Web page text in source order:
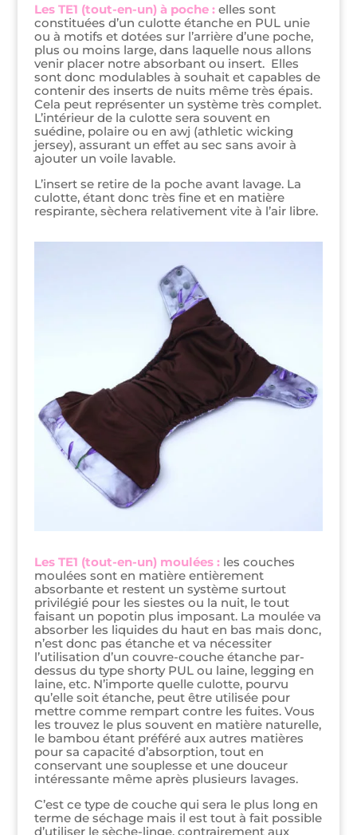
Les TE1 (tout-en-un) à poche : elles sont
constituées d’un culotte étanche en PUL unie
ou à motifs et dotées sur l’arrière d’une poche,
plus ou moins large, dans laquelle nous allons
venir placer notre absorbant ou insert. Elles
sont donc modulables à souhait et capables de
contenir des inserts de nuits même très épais.
Cela peut représenter un système très complet.
L’intérieur de la culotte sera souvent en
suédine, polaire ou en awj (athletic wicking
jersey), assurant un effet au sec sans avoir à
ajouter un voile lavable.
L’insert se retire de la poche avant lavage. La
culotte, étant donc très fine et en matière
respirante, sèchera relativement vite à l’air libre.
Les TE1 (tout-en-un) moulées : les couches
moulées sont en matière entièrement
absorbante et restent un système surtout
privilégié pour les siestes ou la nuit, le tout
faisant un popotin plus imposant. La moulée va
absorber les liquides du haut en bas mais donc,
n’est donc pas étanche et va nécessiter
l’utilisation d’un couvre-couche étanche par-
dessus du type shorty PUL ou laine, legging en
laine, etc. N’importe quelle culotte, pourvu
qu’elle soit étanche, peut être utilisée pour
mettre comme rempart contre les fuites. Vous
les trouvez le plus souvent en matière naturelle,
le bambou étant préféré aux autres matières
pour sa capacité d’absorption, tout en
conservant une souplesse et une douceur
intéressante même après plusieurs lavages.
C’est ce type de couche qui sera le plus long en
terme de séchage mais il est tout à fait possible
d’utiliser le sèche-linge, contrairement aux